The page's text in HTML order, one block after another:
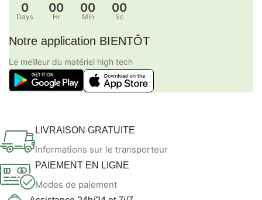
0
Days
00
Hr
00
Min
00
Sc
Notre application BIENTÔT
Le meilleur du matériel high tech
LIVRAISON GRATUITE
Informations sur le transporteur
PAIEMENT EN LIGNE
Modes de paiement